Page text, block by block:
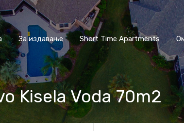
За издавање Short Time Apartments
Kisela Voda 70m2